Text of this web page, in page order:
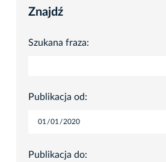
Znajdź
Szukana fraza:
Publikacja od:
Publikacja do: